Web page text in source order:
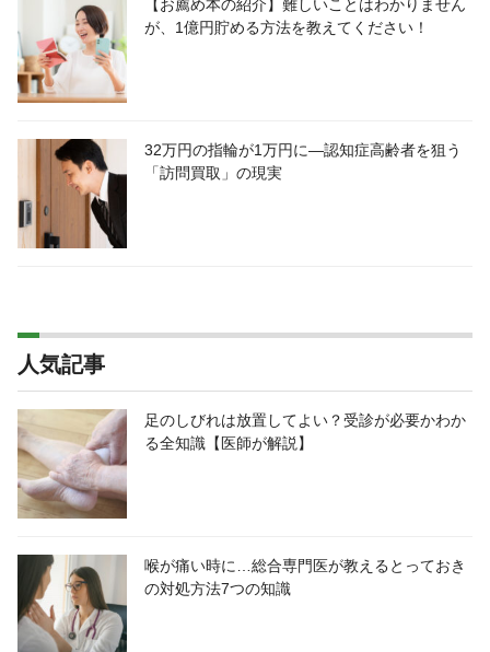
【お薦め本の紹介】難しいことはわかりません
が、1億円貯める方法を教えてください！
32万円の指輪が1万円に―認知症高齢者を狙う
「訪問買取」の現実
人気記事
足のしびれは放置してよい？受診が必要かわか
る全知識【医師が解説】
喉が痛い時に…総合専門医が教えるとっておき
の対処方法7つの知識